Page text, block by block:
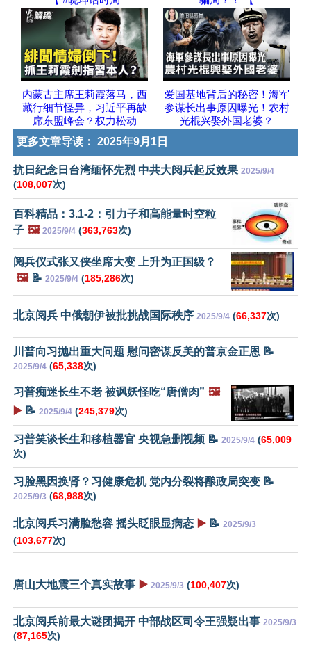
内蒙古主席王莉霞落马，西
藏行细节怪异，习近平再缺
席东盟峰会？权力松动
爱国基地背后的秘密！海军
参谋长出事原因曝光！农村
光棍兴娶外国老婆？
更多文章导读： 2025年9月1日
抗日纪念日台湾缅怀先烈 中共大阅兵起反效果 2025/9/4
(108,007次)
百科精品：3.1-2：引力子和高能量时空粒
子 🖼️ 2025/9/4 (363,763次)
阅兵仪式张又侠坐席大变 上升为正国级？
🖼️📝 2025/9/4 (185,286次)
北京阅兵 中俄朝伊被批挑战国际秩序 2025/9/4 (66,337次)
川普向习抛出重大问题 慰问密谋反美的普京金正恩 📝
2025/9/4 (65,338次)
习普痴迷长生不老 被讽妖怪吃“唐僧肉” 🖼️
▶️ 📝 2025/9/4 (245,379次)
习普笑谈长生和移植器官 央视急删视频 📝 2025/9/4 (65,009
次)
习脸黑因换肾？习健康危机 党内分裂将酿政局突变 📝
2025/9/3 (68,988次)
北京阅兵习满脸愁容 摇头眨眼显病态 ▶️ 📝 2025/9/3
(103,677次)
唐山大地震三个真实故事 ▶️ 2025/9/3 (100,407次)
北京阅兵前最大谜团揭开 中部战区司令王强疑出事 2025/9/3
(87,165次)